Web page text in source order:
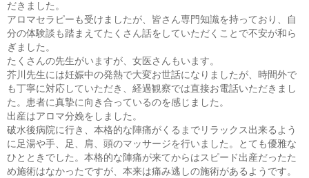
だきました。
アロマセラピーも受けましたが、皆さん専門知識を持っており、自
分の体験談も踏まえてたくさん話をしていただくことで不安が和ら
ぎました。
たくさんの先生がいますが、女医さんもいます。
芥川先生には妊娠中の発熱で大変お世話になりましたが、時間外で
も丁寧に対応していただき、経過観察では直接お電話いただきまし
た。患者に真摯に向き合っているのを感じました。
出産はアロマ分娩をしました。
破水後病院に行き、本格的な陣痛がくるまでリラックス出来るよう
に足湯や手、足、肩、頭のマッサージを行いました。とても優雅な
ひとときでした。本格的な陣痛が来てからはスピード出産だったた
め施術はなかったですが、本来は痛み逃しの施術があるようです。